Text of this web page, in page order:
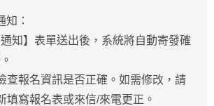
知：
通知】表單送出後，系統將自動寄發確
查報名資訊是否正確。如需修改，請
填寫報名表或來信/來電更正。